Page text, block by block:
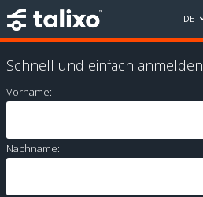
DE
Schnell und einfach anmelden
Vorname:
Nachname: